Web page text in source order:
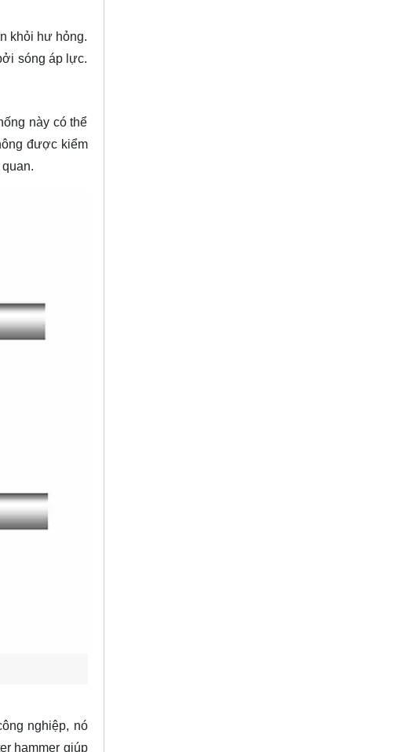
khỏi hư hỏng.
sóng áp lực.
này có thể
được kiểm
nghiệp, nó
hammer giúp